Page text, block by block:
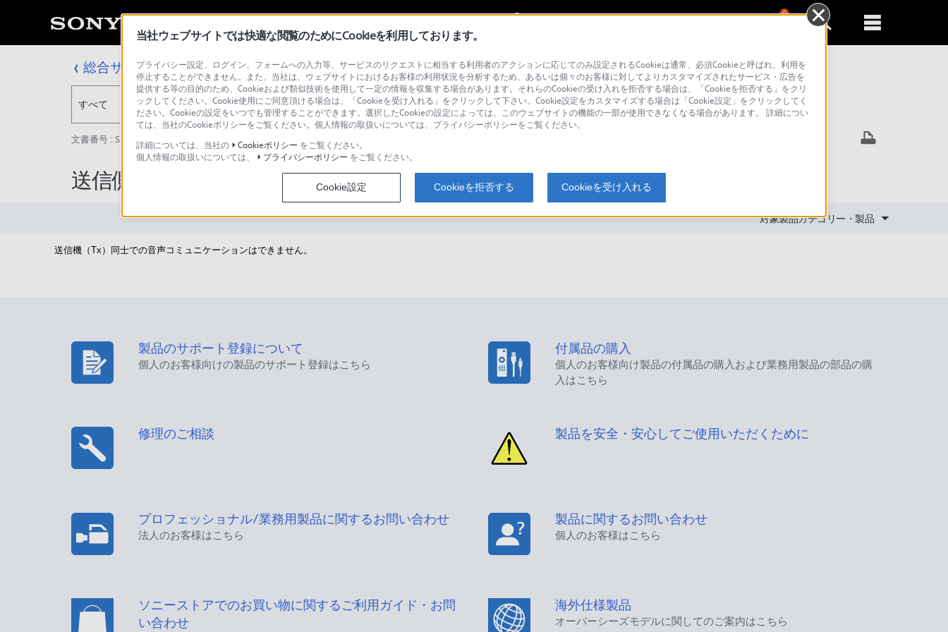
0
総合サポート・お問い合わせ
すべて 検索
文書番号 : S1110278036230 / 最終更新日 : 2025/03/11
送信側同士で音声コミュニケーションはできますか？
対象製品カテゴリー・製品
送信機（Tx）同士での音声コミュニケーションはできません。
製品のサポート登録について
個人のお客様向けの製品のサポート登録はこちら
付属品の購入
個人のお客様向け製品の付属品の購入および業務用製品の部品の購
入はこちら
修理のご相談 製品を安全・安心してご使用いただくために
プロフェッショナル/業務用製品に関するお問い合わせ
法人のお客様はこちら
製品に関するお問い合わせ
個人のお客様はこちら
ソニーストアでのお買い物に関するご利用ガイド・お問
い合わせ
海外仕様製品
オーバーシーズモデルに関してのご案内はこちら
当社ウェブサイトでは快適な閲覧のためにCookieを利用しております。
プライバシー設定、ログイン、フォームへの入力等、サービスのリクエストに相当する利用者のアクションに応じてのみ設定されるCookieは通常、必須Cookieと呼ばれ、利用を
停止することができません。また、当社は、ウェブサイトにおけるお客様の利用状況を分析するため、あるいは個々のお客様に対してよりカスタマイズされたサービス・広告を
提供する等の目的のため、Cookieおよび類似技術を使用して一定の情報を収集する場合があります。それらのCookieの受け入れを拒否する場合は、「Cookieを拒否する」をクリ
ックしてください。Cookie使用にご同意頂ける場合は、「Cookieを受け入れる」をクリックして下さい。Cookie設定をカスタマイズする場合は「Cookie設定」をクリックしてく
ださい。Cookieの設定をいつでも管理することができます。選択したCookieの設定によっては、このウェブサイトの機能の一部が使用できなくなる場合があります。 詳細につい
ては、当社のCookieポリシーをご覧ください。個人情報の取扱いについては、プライバシーポリシーをご覧ください。
詳細については、当社の
Cookieポリシー をご覧ください。
個人情報の取扱いについては、
プライバシーポリシー をご覧ください。
Cookie設定 Cookieを拒否する Cookieを受け入れる